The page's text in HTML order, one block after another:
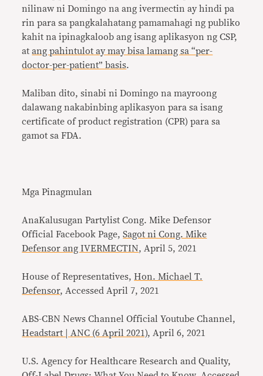
nilinaw ni Domingo na ang ivermectin ay hindi pa
rin para sa pangkalahatang pamamahagi ng publiko
kahit na ipinagkaloob ang isang aplikasyon ng CSP,
atang pahintulot ay may bisa lamang sa “per-
doctor-per-patient” basis.
Maliban dito, sinabi ni Domingo na mayroong
dalawang nakabinbing aplikasyon para sa isang
certificate of product registration (CPR) para sa
gamot sa FDA.
Mga Pinagmulan
AnaKalusugan Partylist Cong. Mike Defensor
Official Facebook Page,Sagot ni Cong. Mike
Defensor ang IVERMECTIN, April 5, 2021
House of Representatives,Hon. Michael T.
Defensor, Accessed April 7, 2021
ABS-CBN News Channel Official Youtube Channel,
Headstart | ANC (6 April 2021), April 6, 2021
U.S. Agency for Healthcare Research and Quality,